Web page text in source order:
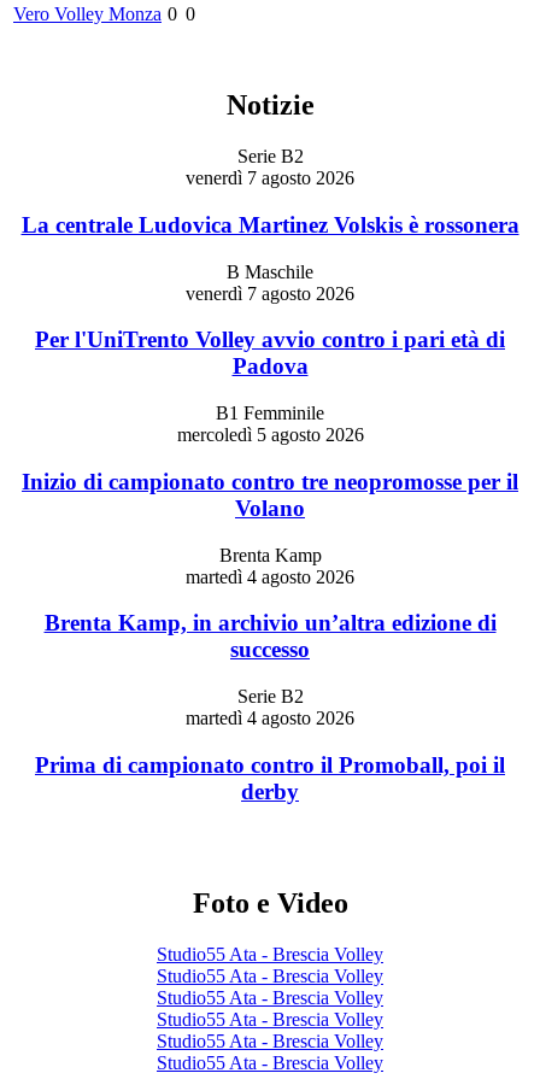
Vero Volley Monza 0 0
Notizie
Serie B2
venerdì 7 agosto 2026
La centrale Ludovica Martinez Volskis è rossonera
B Maschile
venerdì 7 agosto 2026
Per l'UniTrento Volley avvio contro i pari età di
Padova
B1 Femminile
mercoledì 5 agosto 2026
Inizio di campionato contro tre neopromosse per il
Volano
Brenta Kamp
martedì 4 agosto 2026
Brenta Kamp, in archivio un’altra edizione di
successo
Serie B2
martedì 4 agosto 2026
Prima di campionato contro il Promoball, poi il
derby
Foto e Video
Studio55 Ata - Brescia Volley
Studio55 Ata - Brescia Volley
Studio55 Ata - Brescia Volley
Studio55 Ata - Brescia Volley
Studio55 Ata - Brescia Volley
Studio55 Ata - Brescia Volley